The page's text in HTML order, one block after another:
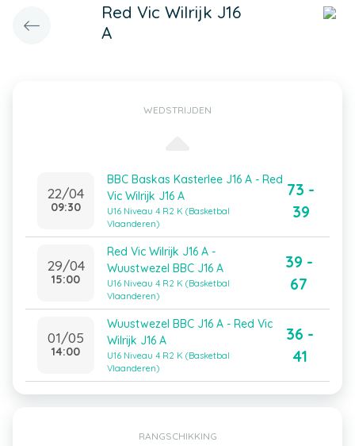
Red Vic Wilrijk J16
A
WEDSTRIJDEN
22/04
09:30
BBC Baskas Kasterlee J16 A - Red
Vic Wilrijk J16 A
U16 Niveau 4 R2 K (Basketbal
Vlaanderen)
73 -
39
29/04
15:00
Red Vic Wilrijk J16 A -
Wuustwezel BBC J16 A
U16 Niveau 4 R2 K (Basketbal
Vlaanderen)
39 -
67
01/05
14:00
Wuustwezel BBC J16 A - Red Vic
Wilrijk J16 A
U16 Niveau 4 R2 K (Basketbal
Vlaanderen)
36 -
41
RANGSCHIKKING